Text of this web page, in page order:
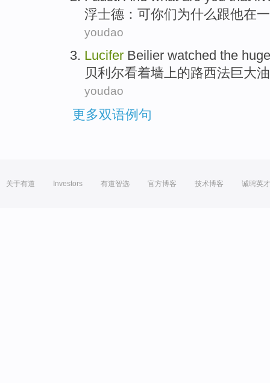
浮士德 ： 可你们为什么跟他在
youdao
Lucifer Beilier watched the huge
贝利尔看着墙上的路西法巨大
youdao
更多双语例句
关于有道 Investors 有道智选 官方博客 技术博客 诚聘英才